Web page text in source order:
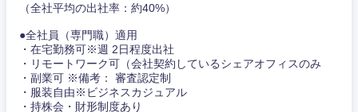
（全社平均の出社率：約40%）
●全社員（専門職）適用
・在宅勤務可※週 2日程度出社
・リモートワーク可（会社契約しているシェアオフィスのみ
・副業可 ※備考： 審査認定制
・服装自由※ビジネスカジュアル
・持株会・財形制度あり
甲信越・北陸